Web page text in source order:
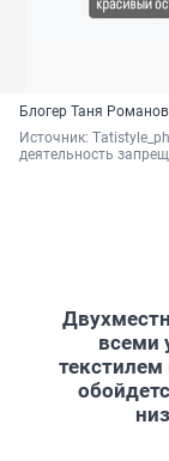
Блогер Таня
Источник:
деятельность
всеми
текстилем